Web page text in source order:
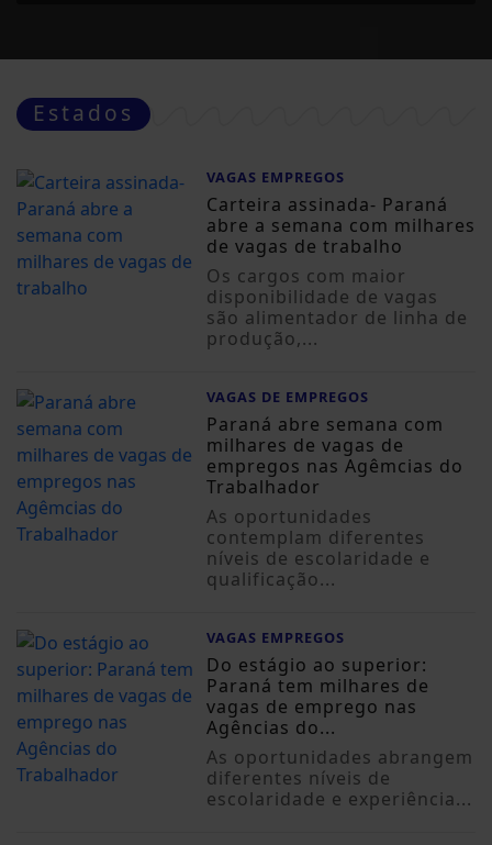
Estados
VAGAS EMPREGOS
Carteira assinada- Paraná
abre a semana com milhares
de vagas de trabalho
Os cargos com maior
disponibilidade de vagas
são alimentador de linha de
produção,...
VAGAS DE EMPREGOS
Paraná abre semana com
milhares de vagas de
empregos nas Agêmcias do
Trabalhador
As oportunidades
contemplam diferentes
níveis de escolaridade e
qualificação...
VAGAS EMPREGOS
Do estágio ao superior:
Paraná tem milhares de
vagas de emprego nas
Agências do...
As oportunidades abrangem
diferentes níveis de
escolaridade e experiência...